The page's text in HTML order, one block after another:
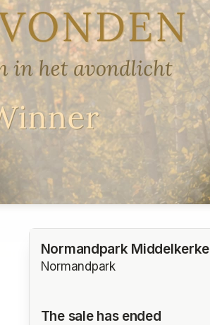
Normandpark Middelkerke
Normandpark
The sale has ended